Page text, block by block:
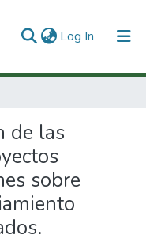
Log In (current)
de las
sobre